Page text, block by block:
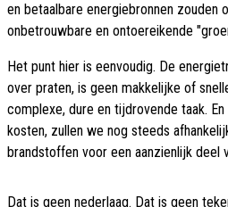
en betaalbare energiebronnen zouden
onbetrouwbare en ontoereikende
Het punt hier is eenvoudig. De
over praten, is geen makkelijke of
complexe, dure en tijdrovende taak.
kosten, zullen we nog steeds
brandstoffen voor een aanzienlijk deel
Dat is geen nederlaag. Dat is geen